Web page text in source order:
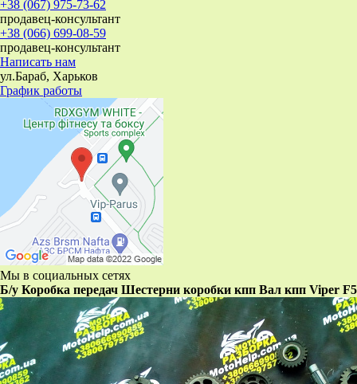
+38 (067) 975-73-62
продавец-консультант
+38 (066) 699-08-59
продавец-консультант
Написать нам
ул.Бараб, Харьков
График работы
Мы в социальных сетях
Б/у Коробка передач Шестерни коробки кпп Вал кпп Viper F5